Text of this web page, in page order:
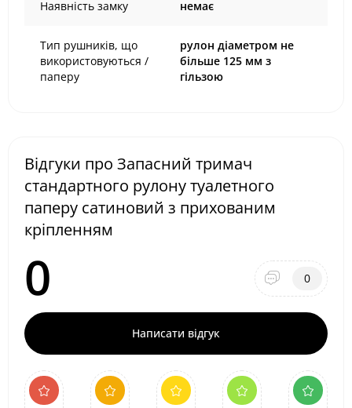
Наявність замку немає
Тип рушників, що
використовуються /
паперу
рулон діаметром не
більше 125 мм з
гільзою
Відгуки про Запасний тримач
стандартного рулону туалетного
паперу сатиновий з прихованим
кріпленням
0 0
Написати відгук